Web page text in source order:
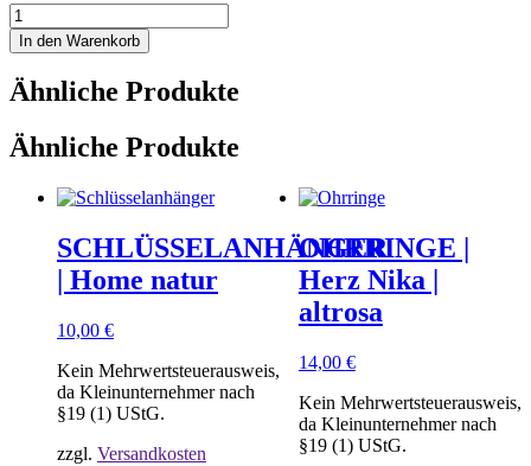
OHRRINGE
|
Hedi
gelb
Menge
In den Warenkorb
Ähnliche Produkte
Ähnliche Produkte
SCHLÜSSELANHÄNGER
| Home natur
10,00 €
Kein Mehrwertsteuerausweis,
da Kleinunternehmer nach
§19 (1) UStG.
zzgl. Versandkosten
OHRRINGE |
Herz Nika |
altrosa
14,00 €
Kein Mehrwertsteuerausweis,
da Kleinunternehmer nach
§19 (1) UStG.